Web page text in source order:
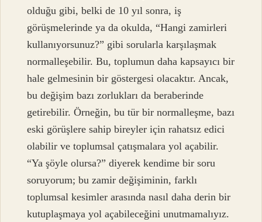
olduğu gibi, belki de 10 yıl sonra, iş
görüşmelerinde ya da okulda, “Hangi zamirleri
kullanıyorsunuz?” gibi sorularla karşılaşmak
normalleşebilir. Bu, toplumun daha kapsayıcı bir
hale gelmesinin bir göstergesi olacaktır. Ancak,
bu değişim bazı zorlukları da beraberinde
getirebilir. Örneğin, bu tür bir normalleşme, bazı
eski görüşlere sahip bireyler için rahatsız edici
olabilir ve toplumsal çatışmalara yol açabilir.
“Ya şöyle olursa?” diyerek kendime bir soru
soruyorum; bu zamir değişiminin, farklı
toplumsal kesimler arasında nasıl daha derin bir
kutuplaşmaya yol açabileceğini unutmamalıyız.